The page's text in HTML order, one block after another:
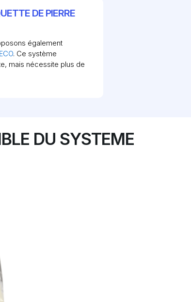
DE PIERRE
également
. Ce système
mais nécessite plus de
DU SYSTEME